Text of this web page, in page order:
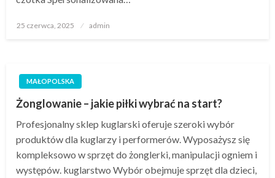
Opublikowane
25 czerwca, 2025 admin
MAŁOPOLSKA
Żonglowanie – jakie piłki wybrać na start?
Profesjonalny sklep kuglarski oferuje szeroki wybór
produktów dla kuglarzy i performerów. Wyposażysz się
kompleksowo w sprzęt do żonglerki, manipulacji ogniem i
występów. kuglarstwo Wybór obejmuje sprzęt dla dzieci,